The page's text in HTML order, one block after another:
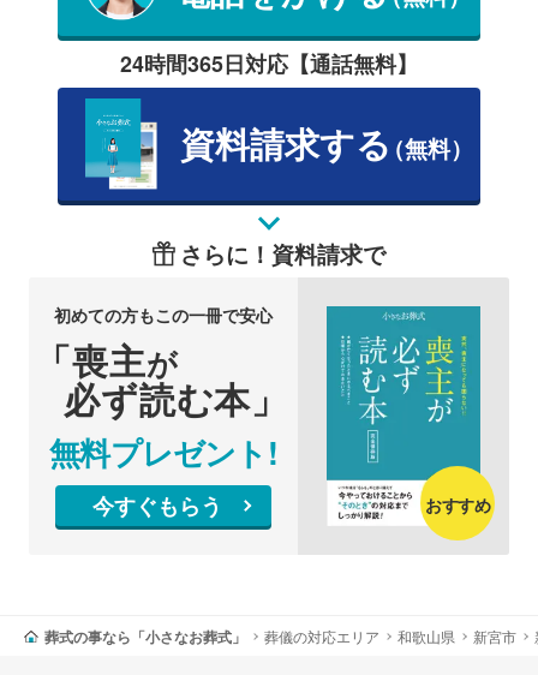
24時間365日対応【通話無料】
資料請求する（無料）
さらに！資料請求で
初めての方もこの一冊で安心
「喪主が
必ず読む本」
無料プレゼント!
今すぐもらう おすすめ
葬式の事なら「小さなお葬式」 葬儀の対応エリア 和歌山県 新宮市